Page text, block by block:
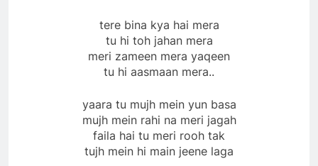
tere bina kya hai mera
tu hi toh jahan mera
meri zameen mera yaqeen
tu hi aasmaan mera..
yaara tu mujh mein yun basa
mujh mein rahi na meri jagah
faila hai tu meri rooh tak
tujh mein hi main jeene laga